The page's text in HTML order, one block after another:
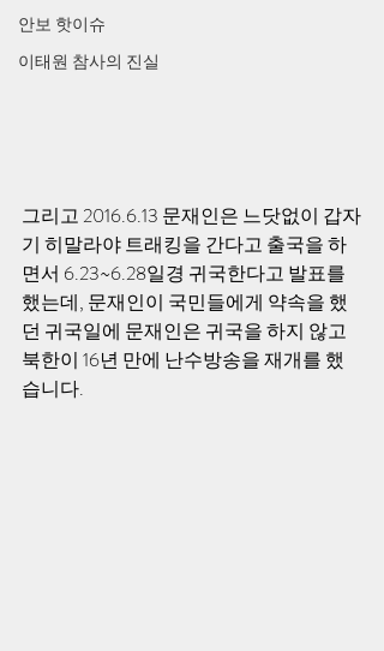
안보 핫이슈
이태원 참사의 진실
그리고 2016.6.13 문재인은 느닷없이 갑자
기 히말라야 트래킹을 간다고 출국을 하
면서 6.23~6.28일경 귀국한다고 발표를
했는데, 문재인이 국민들에게 약속을 했
던 귀국일에 문재인은 귀국을 하지 않고
북한이 16년 만에 난수방송을 재개를 했
습니다.